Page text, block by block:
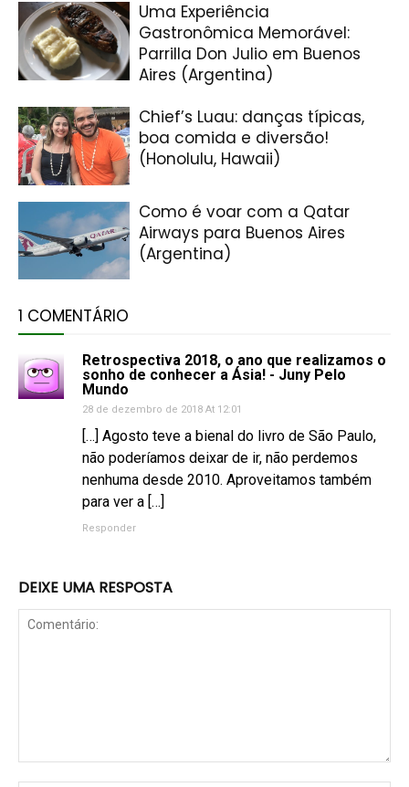
Uma Experiência
Gastronômica Memorável:
Parrilla Don Julio em Buenos
Aires (Argentina)
Chief’s Luau: danças típicas,
boa comida e diversão!
(Honolulu, Hawaii)
Como é voar com a Qatar
Airways para Buenos Aires
(Argentina)
1 COMENTÁRIO
Retrospectiva 2018, o ano que realizamos o
sonho de conhecer a Ásia! - Juny Pelo
Mundo
28 de dezembro de 2018 At 12:01
[…] Agosto teve a bienal do livro de São Paulo,
não poderíamos deixar de ir, não perdemos
nenhuma desde 2010. Aproveitamos também
para ver a […]
Responder
DEIXE UMA RESPOSTA